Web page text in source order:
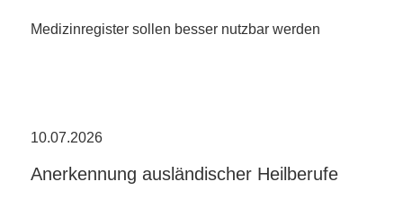
Medizinregister sollen besser nutzbar werden
10.07.2026
Anerkennung ausländischer Heilberufe